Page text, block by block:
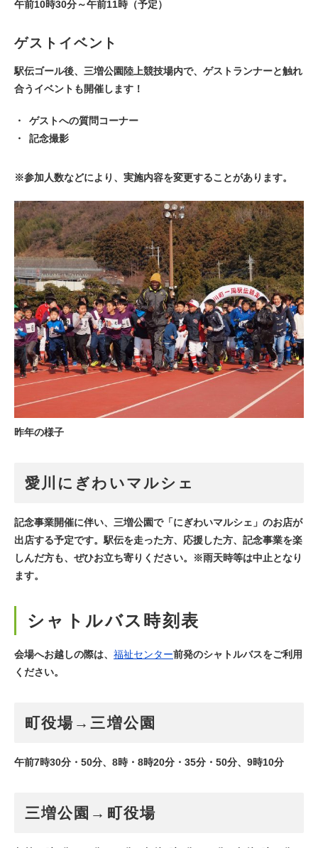
午前10時30分～午前11時（予定）
ゲストイベント
駅伝ゴール後、三増公園陸上競技場内で、ゲストランナーと触れ
合うイベントも開催します！
ゲストへの質問コーナー
記念撮影
※参加人数などにより、実施内容を変更することがあります。
昨年の様子
愛川にぎわいマルシェ
記念事業開催に伴い、三増公園で「にぎわいマルシェ」のお店が
出店する予定です。駅伝を走った方、応援した方、記念事業を楽
しんだ方も、ぜひお立ち寄りください。※雨天時等は中止となり
ます。
シャトルバス時刻表
会場へお越しの際は、 福祉センター前発のシャトルバスをご利用
ください。
町役場→三増公園
午前7時30分・50分、8時・8時20分・35分・50分、9時10分
三増公園→町役場